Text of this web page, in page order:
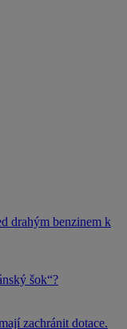
drahým benzinem k
šok“?
zachránit dotace.